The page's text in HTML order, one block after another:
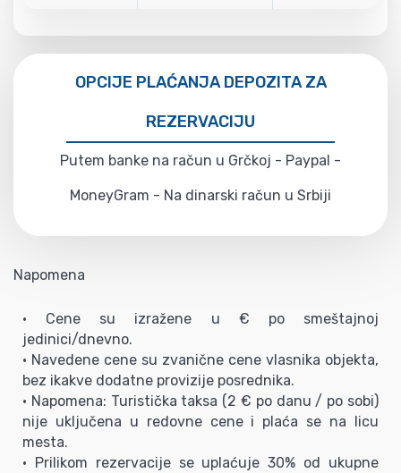
OPCIJE PLAĆANJA DEPOZITA ZA
REZERVACIJU
Putem banke na račun u Grčkoj - Paypal -
MoneyGram - Na dinarski račun u Srbiji
Napomena
• Cene su izražene u € po smeštajnoj
jedinici/dnevno.
• Navedene cene su zvanične cene vlasnika objekta,
bez ikakve dodatne provizije posrednika.
• Napomena: Turistička taksa (2 € po danu / po sobi)
nije uključena u redovne cene i plaća se na licu
mesta.
• Prilikom rezervacije se uplaćuje 30% od ukupne